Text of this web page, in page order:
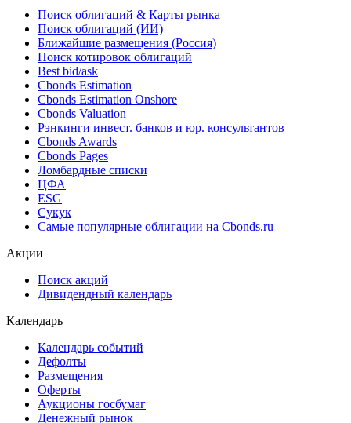
Поиск облигаций & Карты рынка
Поиск облигаций (ИИ)
Ближайшие размещения (Россия)
Поиск котировок облигаций
Best bid/ask
Cbonds Estimation
Cbonds Estimation Onshore
Cbonds Valuation
Рэнкинги инвест. банков и юр. консультантов
Cbonds Awards
Cbonds Pages
Ломбардные списки
ЦФА
ESG
Сукук
Самые популярные облигации на Cbonds.ru
Акции
Поиск акций
Дивидендный календарь
Календарь
Календарь событий
Дефолты
Размещения
Оферты
Аукционы госбумаг
Денежный рынок